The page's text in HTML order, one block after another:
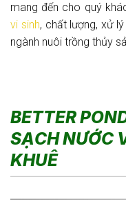
mang đến cho quý
vi sinh, chất lượng, xử
ngành nuôi trồng thủy
BETTER
SẠCH NƯỚC
KHUÊ